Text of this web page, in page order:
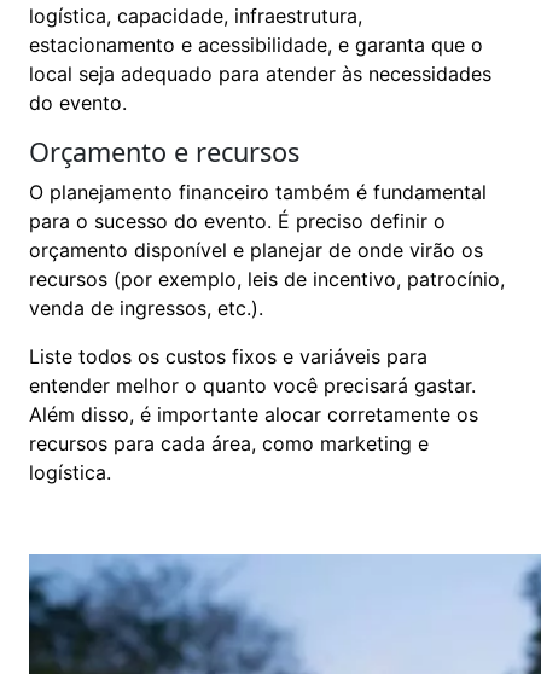
logística, capacidade, infraestrutura,
estacionamento e acessibilidade, e garanta que o
local seja adequado para atender às necessidades
do evento.
Orçamento e recursos
O planejamento financeiro também é fundamental
para o sucesso do evento. É preciso definir o
orçamento disponível e planejar de onde virão os
recursos (por exemplo, leis de incentivo, patrocínio,
venda de ingressos, etc.).
Liste todos os custos fixos e variáveis para
entender melhor o quanto você precisará gastar.
Além disso, é importante alocar corretamente os
recursos para cada área, como marketing e
logística.